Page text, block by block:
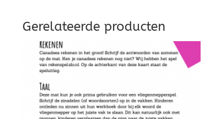
Gerelateerde producten